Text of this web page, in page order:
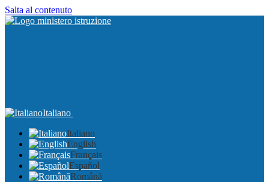
Salta al contenuto
Italiano
Italiano
English
Français
Español
Română